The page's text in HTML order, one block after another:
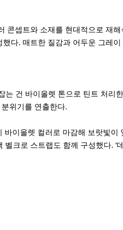
콘셉트와 소재를 현대적으로 재
다. 매트한 질감과 어두운 그레
건 바이올렛 톤으로 틴트 처리
위기를 연출한다.
이올렛 컬러로 마감해 보랏빛
크로 스트랩도 함께 구성했다. ‘